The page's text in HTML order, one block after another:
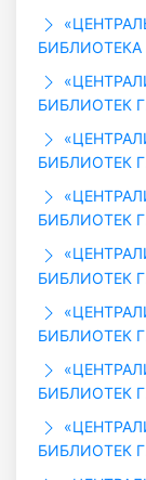
БИБЛИОТЕКА
БИБЛИОТЕК
БИБЛИОТЕК
БИБЛИОТЕК
БИБЛИОТЕК
БИБЛИОТЕК
БИБЛИОТЕК
БИБЛИОТЕК